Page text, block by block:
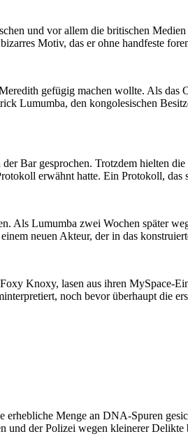
und vor allem die britischen
Motiv, das er ohne handfeste
gefügig machen wollte. Als das
Lumumba, den kongolesischen
Bar gesprochen. Trotzdem hielten
erwähnt hatte. Ein Protokoll, das
Als Lumumba zwei Wochen später
neuen Akteur, der in das
Knoxy, lasen aus ihren MySpace-
noch bevor überhaupt die
erhebliche Menge an DNA-Spuren
und der Polizei wegen kleinerer Delikte